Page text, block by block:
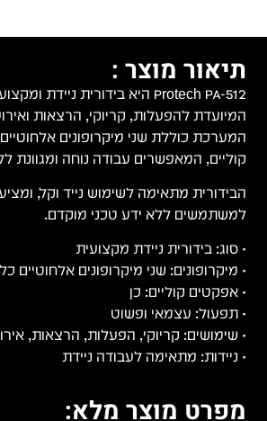
תיאור מוצר :
המיועדת להפעלות, קריוקי, הרצאות
המערכת כוללת שני מיקרופונים
קוליים, המאפשרים עבודה נוחה ומגוונת
הבידורית מתאימה לשימוש נייד וקל,
למשתמשים ללא ידע טכני מוקדם.
• סוג: בידורית ניידת מקצועית
• מיקרופונים: שני מיקרופונים אלחוטיים
• אפקטים קוליים: כן
• תפעול: עצמאי ופשוט
• שימושים: קריוקי, הפעלות, הרצאות,
• ניידות: מתאימה לעבודה ניידת
מפרט מוצר מלא: